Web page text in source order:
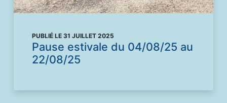
PUBLIÉ LE 31 JUILLET 2025
Pause estivale du 04/08/25 au
22/08/25